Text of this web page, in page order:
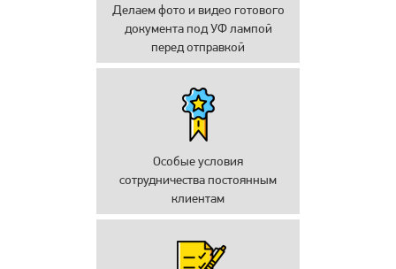
Делаем фото и видео готового
документа под УФ лампой
перед отправкой
Особые условия
сотрудничества постоянным
клиентам